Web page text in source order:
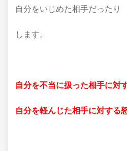
自分をいじめた相手だったり
します。
自分を不当に扱った相手に対
自分を軽んじた相手に対する